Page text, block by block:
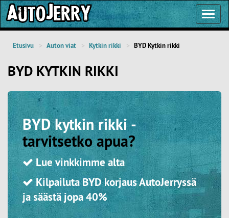
Etusivu Auton viat Kytkin rikki BYD Kytkin rikki
BYD KYTKIN RIKKI
BYD kytkin rikki -
tarvitsetko apua?
Lue vinkkimme alta
Kilpailuta BYD korjaus AutoJerryssä
ja säästä jopa 40%